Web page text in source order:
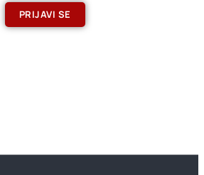
PRIJAVI SE